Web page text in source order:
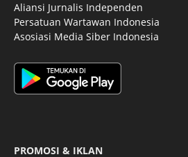
Aliansi Jurnalis Independen
Persatuan Wartawan Indonesia
Asosiasi Media Siber Indonesia
PROMOSI & IKLAN